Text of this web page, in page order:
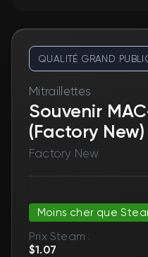
QUALITÉ GRAND
Mitraillettes
Souvenir
(Factory New)
Factory New
Moins cher que
Prix Steam :
$1.07